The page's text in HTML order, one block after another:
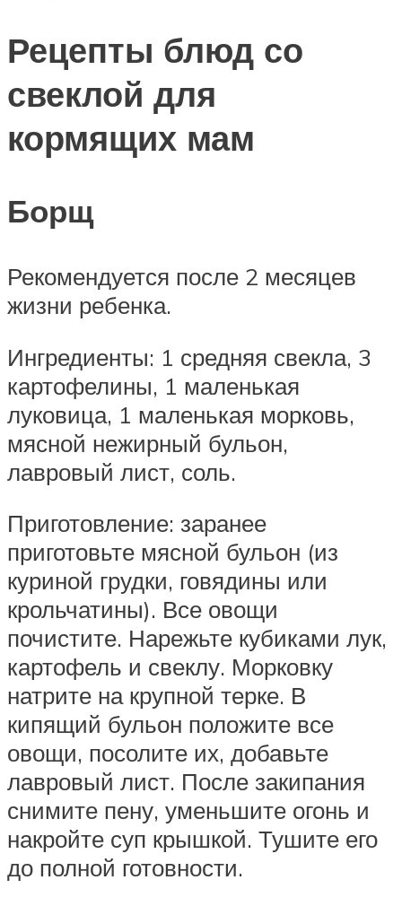
Рецепты блюд со
свеклой для
кормящих мам
Борщ
Рекомендуется после 2 месяцев
жизни ребенка.
Ингредиенты: 1 средняя свекла, 3
картофелины, 1 маленькая
луковица, 1 маленькая морковь,
мясной нежирный бульон,
лавровый лист, соль.
Приготовление: заранее
приготовьте мясной бульон (из
куриной грудки, говядины или
крольчатины). Все овощи
почистите. Нарежьте кубиками лук,
картофель и свеклу. Морковку
натрите на крупной терке. В
кипящий бульон положите все
овощи, посолите их, добавьте
лавровый лист. После закипания
снимите пену, уменьшите огонь и
накройте суп крышкой. Тушите его
до полной готовности.